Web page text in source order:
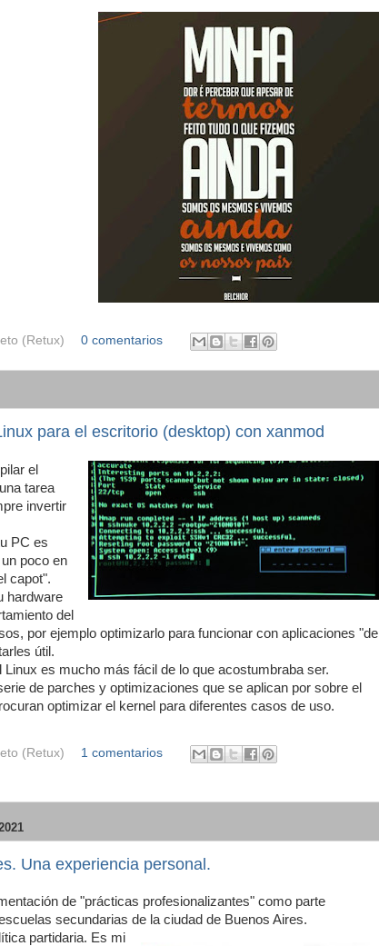
(Retux) 0 comentarios
para el escritorio (desktop) con xanmod
el
tarea
invertir
PC es
poco en
capot".
hardware
del
por ejemplo optimizarlo para funcionar con aplicaciones "de
útil.
es mucho más fácil de lo que acostumbraba ser.
de parches y optimizaciones que se aplican por sobre el
optimizar el kernel para diferentes casos de uso.
(Retux)
1 comentarios
Una experiencia personal.
de "prácticas profesionalizantes" como parte
secundarias de la ciudad de Buenos Aires.
partidaria. Es mi